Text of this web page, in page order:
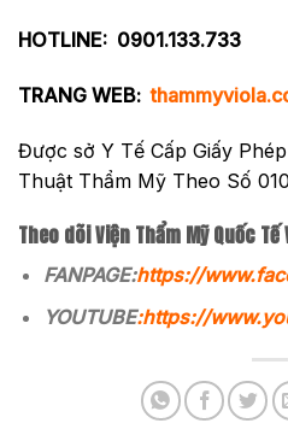
HOTLINE: 0901.133.733
TRANG WEB:
Được sở Y Tế Cấp Giấy
Thuật Thẩm Mỹ Theo Số
Theo dõi Viện Thẩm Mỹ Quốc
FANPAGE:https://
YOUTUBE:https://